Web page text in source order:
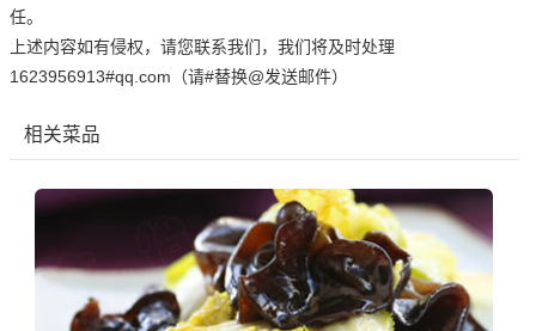
任。
上述内容如有侵权，请您联系我们，我们将及时处理
1623956913#qq.com（请#替换@发送邮件）
相关菜品